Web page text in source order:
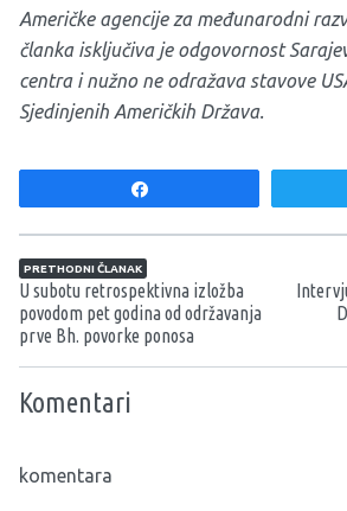
Američke agencije za međunarodni
članka isključiva je odgovornost
centra i nužno ne odražava stavove
Sjedinjenih Američkih Država.
Navigacija članaka
PRETHODNI ČLANAK
U subotu retrospektivna izložba
povodom pet godina od održavanja
prve Bh. povorke ponosa
Komentari
komentara